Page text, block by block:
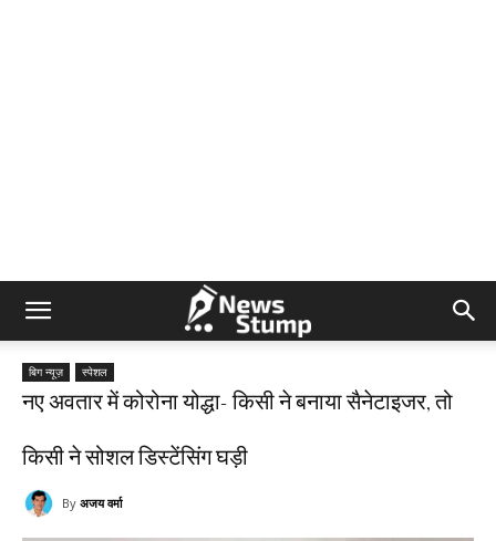
बिग न्यूज़ स्पेशल
नए अवतार में कोरोना योद्धा- किसी ने बनाया सैनेटाइजर, तो
किसी ने सोशल डिस्टेंसिंग घड़ी
By अजय वर्मा